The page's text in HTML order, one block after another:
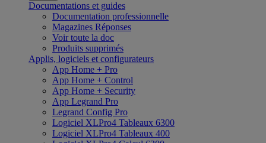
Documentations et guides
Documentation professionnelle
Magazines Réponses
Voir toute la doc
Produits supprimés
Applis, logiciels et configurateurs
App Home + Pro
App Home + Control
App Home + Security
App Legrand Pro
Legrand Config Pro
Logiciel XLPro4 Tableaux 6300
Logiciel XLPro4 Tableaux 400